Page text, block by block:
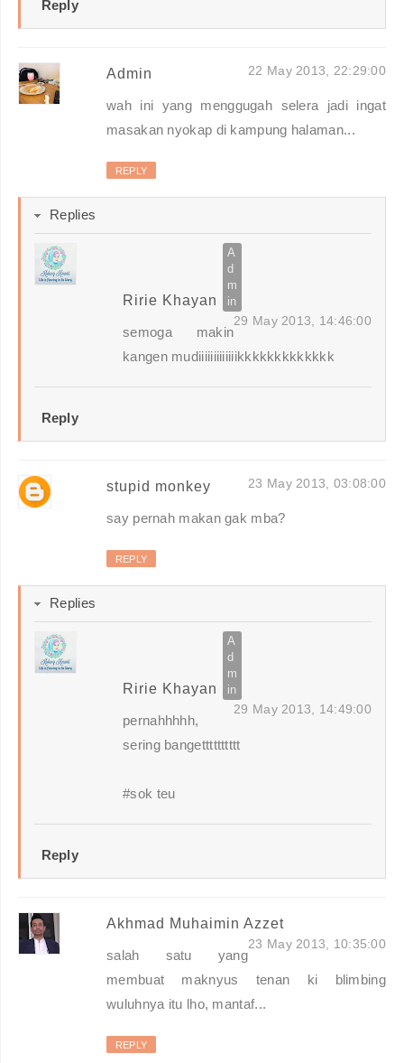
Reply
Admin 22 May 2013, 22:29:00
wah ini yang menggugah selera jadi ingat
masakan nyokap di kampung halaman...
REPLY
Replies
Ririe Khayan
29 May 2013, 14:46:00
semoga makin
kangen mudiiiiiiiiiiiiikkkkkkkkkkkkk
Reply
stupid monkey 23 May 2013, 03:08:00
say pernah makan gak mba?
REPLY
Replies
Ririe Khayan
29 May 2013, 14:49:00
pernahhhhh,
sering bangetttttttttt
#sok teu
Reply
Akhmad Muhaimin Azzet
23 May 2013, 10:35:00
salah satu yang
membuat maknyus tenan ki blimbing
wuluhnya itu lho, mantaf...
REPLY